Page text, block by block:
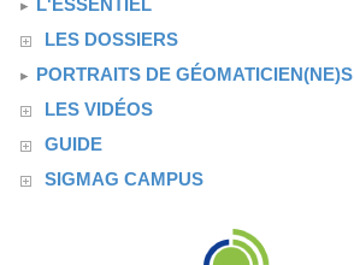
L'ESSENTIEL
LES DOSSIERS
PORTRAITS DE GÉOMATICIEN(NE)S
LES VIDÉOS
GUIDE
SIGMAG CAMPUS